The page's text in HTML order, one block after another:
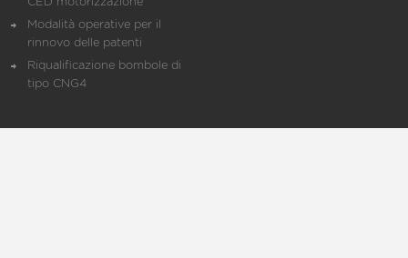
CED motorizzazione
Modalità operative per il
rinnovo delle patenti
Riqualificazione bombole di
tipo CNG4